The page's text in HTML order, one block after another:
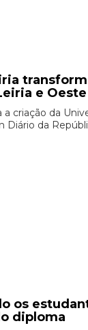
e Oeste
criação da
da
os
diploma